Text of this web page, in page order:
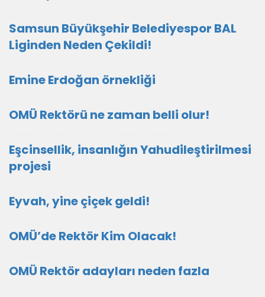
Samsun Büyükşehir Belediyespor BAL
Liginden Neden Çekildi!
Emine Erdoğan örnekliği
OMÜ Rektörü ne zaman belli olur!
Eşcinsellik, insanlığın Yahudileştirilmesi
projesi
Eyvah, yine çiçek geldi!
OMÜ’de Rektör Kim Olacak!
OMÜ Rektör adayları neden fazla